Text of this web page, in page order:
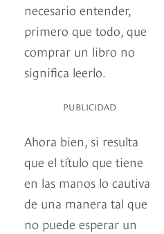
necesario entender,
primero que todo, que
comprar un libro no
significa leerlo.
PUBLICIDAD
Ahora bien, si resulta
que el título que tiene
en las manos lo cautiva
de una manera tal que
no puede esperar un